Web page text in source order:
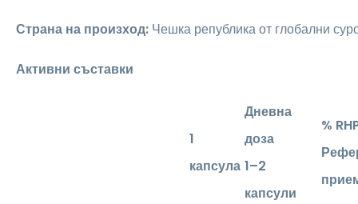
Страна на произход: Чешка република от глобални
Активни съставки
1
капсула
Дневна
доза
1–2
капсули
%